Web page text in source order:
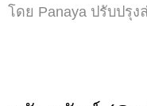
โดย Panaya ปรับปรุง